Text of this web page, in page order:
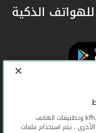
عندما تستخدم ,kfh.com, kfhonline.com وتطبيقات الهاتف
، يتم استخدام ملفات